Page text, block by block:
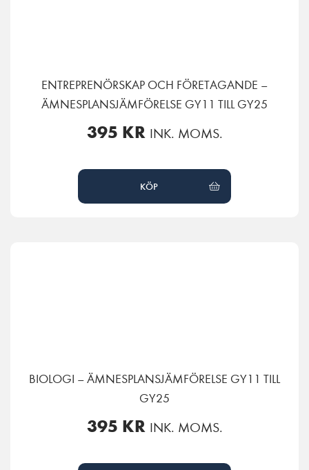
ENTREPRENÖRSKAP OCH FÖRETAGANDE –
ÄMNESPLANSJÄMFÖRELSE GY11 TILL GY25
395 KR INK. MOMS.
KÖP
BIOLOGI – ÄMNESPLANSJÄMFÖRELSE GY11 TILL
GY25
395 KR INK. MOMS.